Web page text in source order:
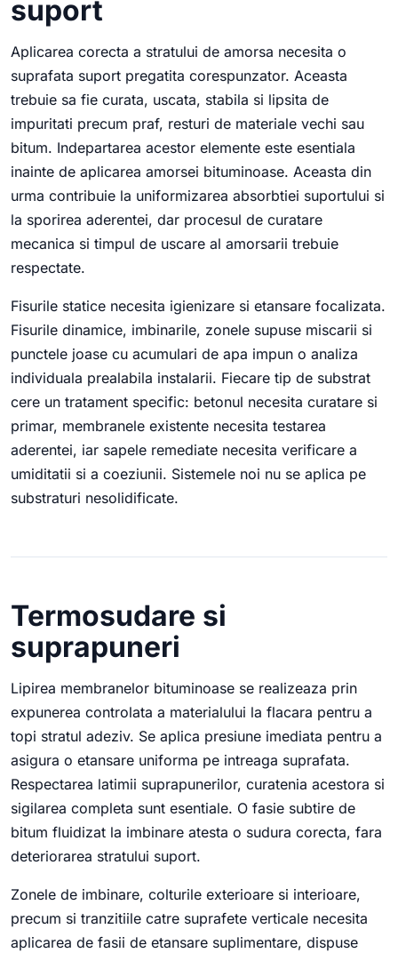
suport
Aplicarea corecta a stratului de amorsa necesita o
suprafata suport pregatita corespunzator. Aceasta
trebuie sa fie curata, uscata, stabila si lipsita de
impuritati precum praf, resturi de materiale vechi sau
bitum. Indepartarea acestor elemente este esentiala
inainte de aplicarea amorsei bituminoase. Aceasta din
urma contribuie la uniformizarea absorbtiei suportului si
la sporirea aderentei, dar procesul de curatare
mecanica si timpul de uscare al amorsarii trebuie
respectate.
Fisurile statice necesita igienizare si etansare focalizata.
Fisurile dinamice, imbinarile, zonele supuse miscarii si
punctele joase cu acumulari de apa impun o analiza
individuala prealabila instalarii. Fiecare tip de substrat
cere un tratament specific: betonul necesita curatare si
primar, membranele existente necesita testarea
aderentei, iar sapele remediate necesita verificare a
umiditatii si a coeziunii. Sistemele noi nu se aplica pe
substraturi nesolidificate.
Termosudare si
suprapuneri
Lipirea membranelor bituminoase se realizeaza prin
expunerea controlata a materialului la flacara pentru a
topi stratul adeziv. Se aplica presiune imediata pentru a
asigura o etansare uniforma pe intreaga suprafata.
Respectarea latimii suprapunerilor, curatenia acestora si
sigilarea completa sunt esentiale. O fasie subtire de
bitum fluidizat la imbinare atesta o sudura corecta, fara
deteriorarea stratului suport.
Zonele de imbinare, colturile exterioare si interioare,
precum si tranzitiile catre suprafete verticale necesita
aplicarea de fasii de etansare suplimentare, dispuse